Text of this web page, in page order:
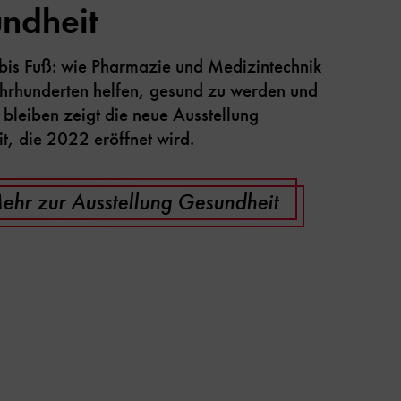
Fuß: wie Pharmazie und Medizintechnik
helfen, gesund zu werden und
zeigt die neue Ausstellung
die 2022 eröffnet wird.
zur Ausstellung Gesundheit